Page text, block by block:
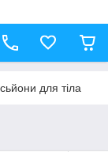
для тіла